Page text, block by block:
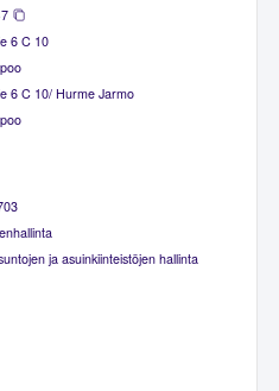
6 C 10
6 C 10/ Hurme Jarmo
ja asuinkiinteistöjen hallinta